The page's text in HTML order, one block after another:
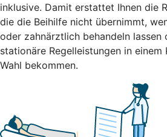
inklusive. Damit erstattet Ihnen die
die die Beihilfe nicht übernimmt,
oder zahnärztlich behandeln lassen
stationäre Regelleistungen in einem
Wahl bekommen.